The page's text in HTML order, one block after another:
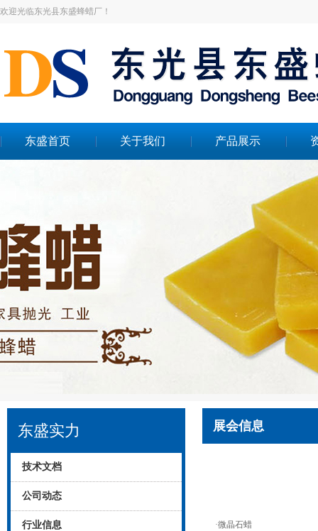
欢迎光临东光县东盛蜂蜡厂！
东盛首页 关于我们 产品展示
东盛实力
技术文档
公司动态
行业信息
展会信息
·微晶石蜡